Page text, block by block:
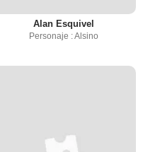
Alan Esquivel
Personaje : Alsino